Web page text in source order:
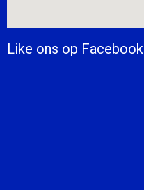
Like ons op Facebook